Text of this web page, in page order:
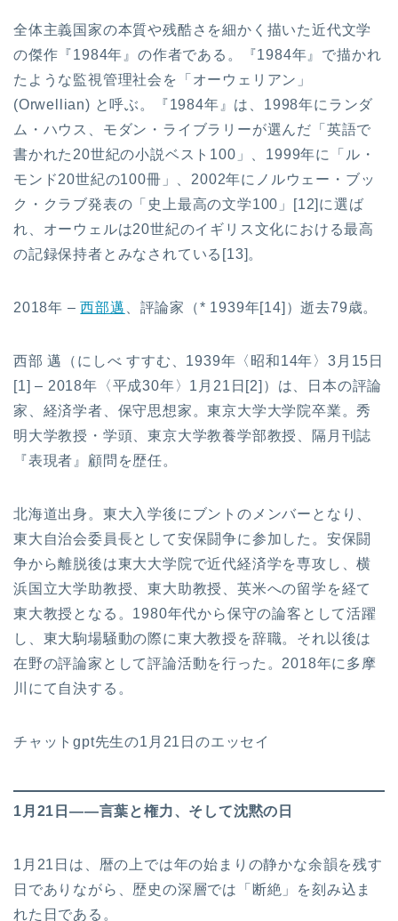
全体主義国家の本質や残酷さを細かく描いた近代文学
の傑作『1984年』の作者である。『1984年』で描かれ
たような監視管理社会を「オーウェリアン」
(Orwellian) と呼ぶ。『1984年』は、1998年にランダ
ム・ハウス、モダン・ライブラリーが選んだ「英語で
書かれた20世紀の小説ベスト100」、1999年に「ル・
モンド20世紀の100冊」、2002年にノルウェー・ブッ
ク・クラブ発表の「史上最高の文学100」[12]に選ば
れ、オーウェルは20世紀のイギリス文化における最高
の記録保持者とみなされている[13]。
2018年 –西部邁 、評論家（* 1939年[14]）逝去79歳。
西部 邁（にしべ すすむ、1939年〈昭和14年〉3月15日
[1] – 2018年〈平成30年〉1月21日[2]）は、日本の評論
家、経済学者、保守思想家。東京大学大学院卒業。秀
明大学教授・学頭、東京大学教養学部教授、隔月刊誌
『表現者』顧問を歴任。
北海道出身。東大入学後にブントのメンバーとなり、
東大自治会委員長として安保闘争に参加した。安保闘
争から離脱後は東大大学院で近代経済学を専攻し、横
浜国立大学助教授、東大助教授、英米への留学を経て
東大教授となる。1980年代から保守の論客として活躍
し、東大駒場騒動の際に東大教授を辞職。それ以後は
在野の評論家として評論活動を行った。2018年に多摩
川にて自決する。
チャットgpt先生の1月21日のエッセイ
1月21日――言葉と権力、そして沈黙の日
1月21日は、暦の上では年の始まりの静かな余韻を残す
日でありながら、歴史の深層では「断絶」を刻み込ま
れた日である。